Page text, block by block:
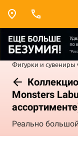
Фигурки и сувениры
Monsters
Реально